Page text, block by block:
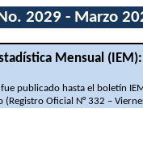
2029 - Marzo
Mensual (IEM):
publicado hasta el boletín
Oficial N° 332 –